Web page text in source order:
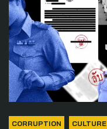
CORRUPTION CULTURE